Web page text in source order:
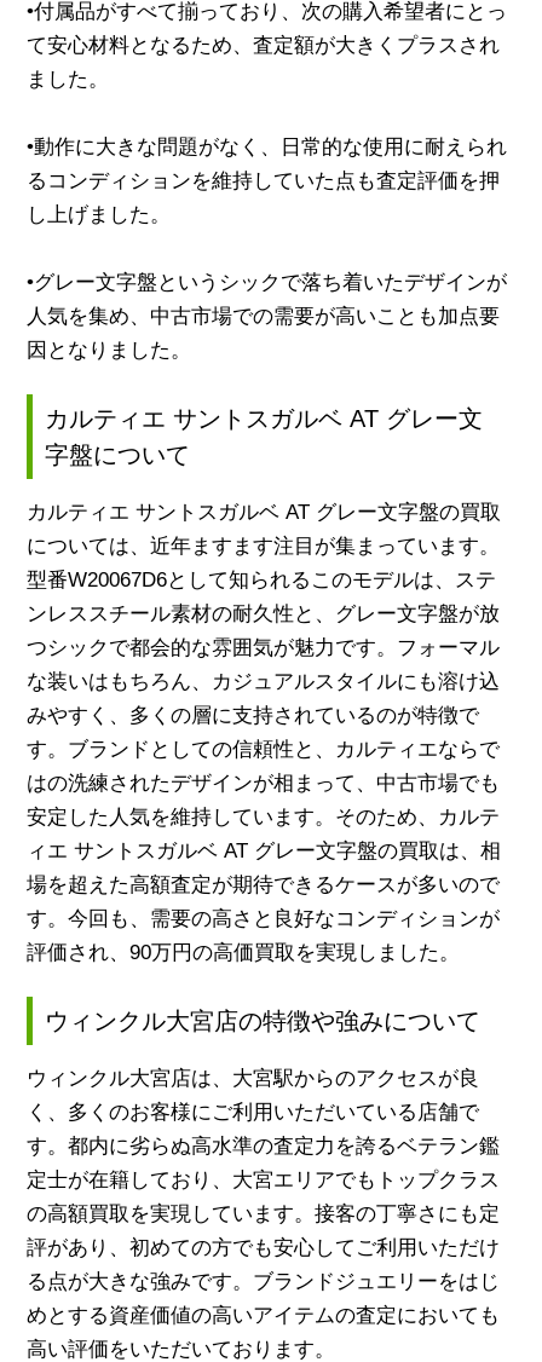
•付属品がすべて揃っており、次の購入希望者にとっ
て安心材料となるため、査定額が大きくプラスされ
ました。
•動作に大きな問題がなく、日常的な使用に耐えられ
るコンディションを維持していた点も査定評価を押
し上げました。
•グレー文字盤というシックで落ち着いたデザインが
人気を集め、中古市場での需要が高いことも加点要
因となりました。
カルティエ サントスガルベ AT グレー文
字盤について
カルティエ サントスガルベ AT グレー文字盤の買取
については、近年ますます注目が集まっています。
型番W20067D6として知られるこのモデルは、ステ
ンレススチール素材の耐久性と、グレー文字盤が放
つシックで都会的な雰囲気が魅力です。フォーマル
な装いはもちろん、カジュアルスタイルにも溶け込
みやすく、多くの層に支持されているのが特徴で
す。ブランドとしての信頼性と、カルティエならで
はの洗練されたデザインが相まって、中古市場でも
安定した人気を維持しています。そのため、カルテ
ィエ サントスガルベ AT グレー文字盤の買取は、相
場を超えた高額査定が期待できるケースが多いので
す。今回も、需要の高さと良好なコンディションが
評価され、90万円の高価買取を実現しました。
ウィンクル大宮店の特徴や強みについて
ウィンクル大宮店は、大宮駅からのアクセスが良
く、多くのお客様にご利用いただいている店舗で
す。都内に劣らぬ高水準の査定力を誇るベテラン鑑
定士が在籍しており、大宮エリアでもトップクラス
の高額買取を実現しています。接客の丁寧さにも定
評があり、初めての方でも安心してご利用いただけ
る点が大きな強みです。ブランドジュエリーをはじ
めとする資産価値の高いアイテムの査定においても
高い評価をいただいております。